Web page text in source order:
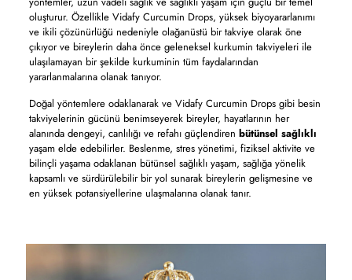
oluşturur. Özellikle Vidafy Curcumin Drops, yüksek biyoyararlanımı
ve ikili çözünürlüğü nedeniyle olağanüstü bir takviye olarak öne
çıkıyor ve bireylerin daha önce geleneksel kurkumin takviyeleri ile
ulaşılamayan bir şekilde kurkuminin tüm faydalarından
yararlanmalarına olanak tanıyor.
Doğal yöntemlere odaklanarak ve Vidafy Curcumin Drops gibi besin
takviyelerinin gücünü benimseyerek bireyler, hayatlarının her
alanında dengeyi, canlılığı ve refahı güçlendiren bütünsel sağlıklı
yaşam elde edebilirler. Beslenme, stres yönetimi, fiziksel aktivite ve
bilinçli yaşama odaklanan bütünsel sağlıklı yaşam, sağlığa yönelik
kapsamlı ve sürdürülebilir bir yol sunarak bireylerin gelişmesine ve
en yüksek potansiyellerine ulaşmalarına olanak tanır.